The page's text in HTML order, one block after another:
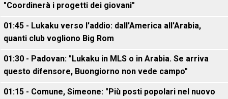
"Coordinerà i progetti dei giovani"
01:45 - Lukaku verso l'addio: dall'America all'Arabia,
quanti club vogliono Big Rom
01:30 - Padovan: "Lukaku in MLS o in Arabia. Se arriva
questo difensore, Buongiorno non vede campo"
01:15 - Comune, Simeone: "Più posti popolari nel nuovo